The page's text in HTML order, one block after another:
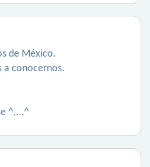
de México.
a conocernos.
^,..,^